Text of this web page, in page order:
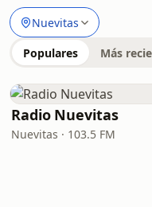
Nuevitas
Populares Más
Radio Nuevitas
Nuevitas · 103.5 FM